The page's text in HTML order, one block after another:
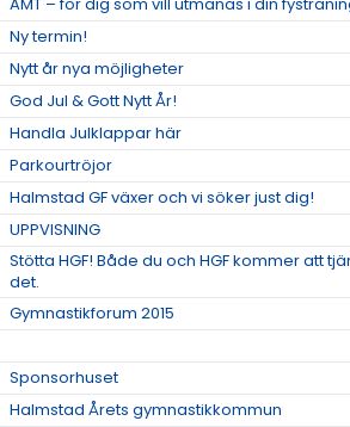
Ny termin!
Nytt år nya möjligheter
God Jul & Gott Nytt År!
Handla Julklappar här
Parkourtröjor
Halmstad GF växer och vi söker just dig!
UPPVISNING
Stötta HGF! Både du och HGF kommer att
det.
Gymnastikforum 2015
Sponsorhuset
Halmstad Årets gymnastikkommun